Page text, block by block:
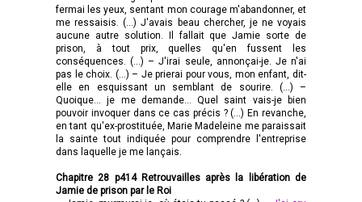
fermai les yeux, sentant mon courage m'abandonner, et
me ressaisis. (…) J'avais beau chercher, je ne voyais
aucune autre solution. Il fallait que Jamie sorte de
prison, à tout prix, quelles qu'en fussent les
conséquences. (…) – J'irai seule, annonçai-je. Je n'ai
pas le choix. (…) – Je prierai pour vous, mon enfant, dit-
elle en esquissant un semblant de sourire. (…) –
Quoique... je me demande... Quel saint vais-je bien
pouvoir invoquer dans ce cas précis ? (…) En revanche,
en tant qu'ex-prostituée, Marie Madeleine me paraissait
la sainte tout indiquée pour comprendre l'entreprise
dans laquelle je me lançais.
Chapitre 28 p414 Retrouvailles après la libération de
Jamie de prison par le Roi